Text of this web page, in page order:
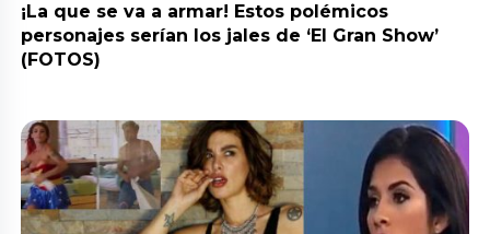
¡La que se va a armar! Estos polémicos
personajes serían los jales de ‘El Gran Show’
(FOTOS)